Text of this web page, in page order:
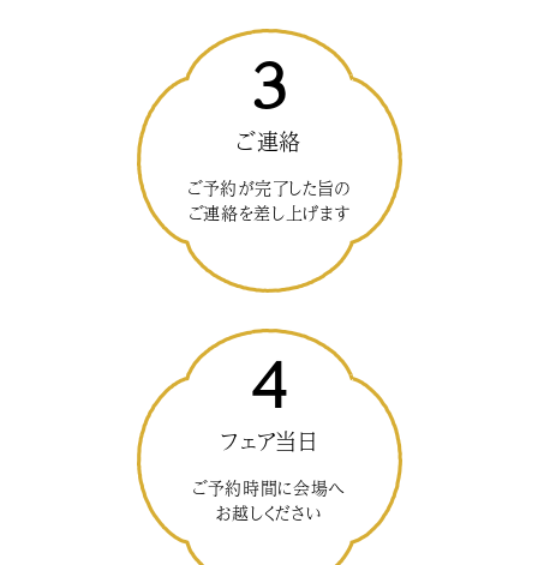
3
ご連絡
ご予約が完了した旨の
ご連絡を差し上げます
4
フェア当日
ご予約時間に会場へ
お越しください